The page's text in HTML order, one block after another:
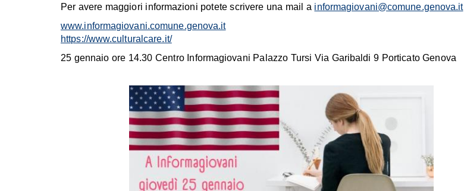
Per avere maggiori informazioni potete scrivere una mail a informagiovani@comune.genova.it
www.informagiovani.comune.genova.it
https://www.culturalcare.it/
25 gennaio ore 14.30 Centro Informagiovani Palazzo Tursi Via Garibaldi 9 Porticato Genova